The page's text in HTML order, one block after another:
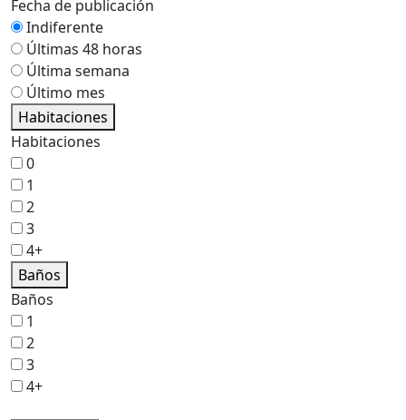
Fecha de publicación
Indiferente
Últimas 48 horas
Última semana
Último mes
Habitaciones
Habitaciones
0
1
2
3
4+
Baños
Baños
1
2
3
4+